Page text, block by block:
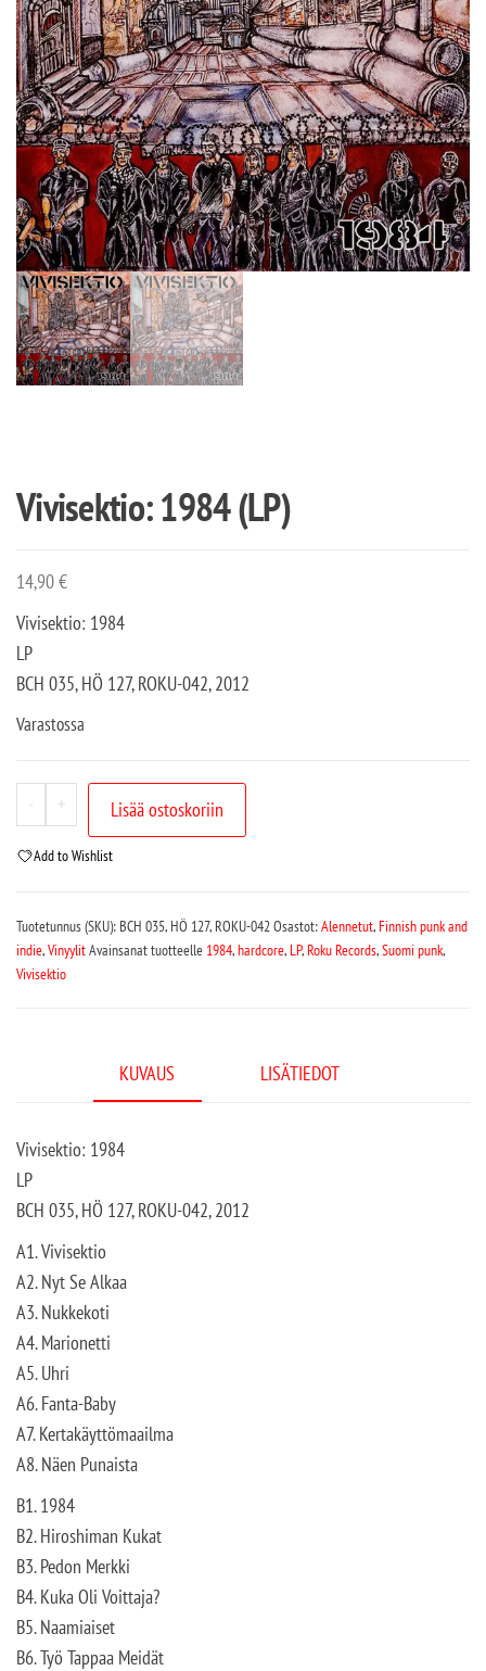
Vivisektio: 1984 (LP)
14,90€
Vivisektio: 1984
LP
BCH 035, HÖ 127, ROKU-042, 2012
Varastossa
- + Lisää ostoskoriin
Add to Wishlist
Tuotetunnus (SKU): BCH 035, HÖ 127, ROKU-042 Osastot:Alennetut,Finnish punk and
indie,VinyylitAvainsanat tuotteelle 1984,hardcore,LP,Roku Records,Suomi punk,
Vivisektio
KUVAUS LISÄTIEDOT
Vivisektio: 1984
LP
BCH 035, HÖ 127, ROKU-042, 2012
A1. Vivisektio
A2. Nyt Se Alkaa
A3. Nukkekoti
A4. Marionetti
A5. Uhri
A6. Fanta-Baby
A7. Kertakäyttömaailma
A8. Näen Punaista
B1. 1984
B2. Hiroshiman Kukat
B3. Pedon Merkki
B4. Kuka Oli Voittaja?
B5. Naamiaiset
B6. Työ Tappaa Meidät